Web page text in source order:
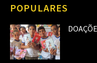
POPULARES